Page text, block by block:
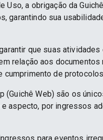
a obrigação da
garantindo sua
que suas
relação aos
cumprimento de
Web) são os
aspecto, por ingressos